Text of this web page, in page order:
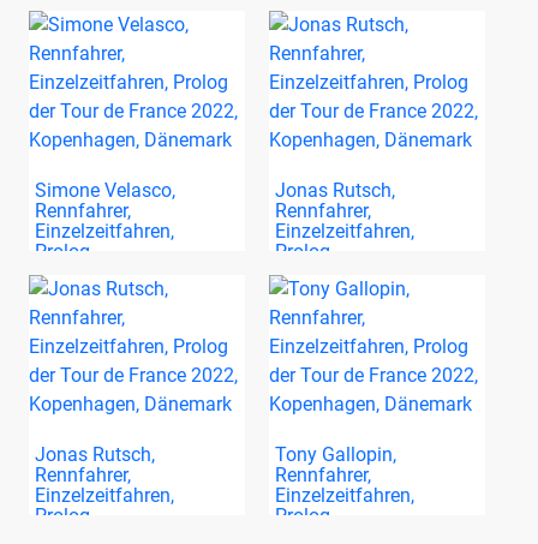
Simone Velasco,
Rennfahrer,
Einzelzeitfahren,
Prolog…
Jonas Rutsch,
Rennfahrer,
Einzelzeitfahren,
Prolog…
Jonas Rutsch,
Rennfahrer,
Einzelzeitfahren,
Prolog…
Tony Gallopin,
Rennfahrer,
Einzelzeitfahren,
Prolog…